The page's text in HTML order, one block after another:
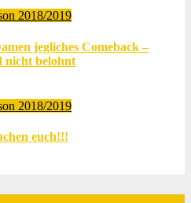
2018/2019
jegliches Comeback –
nicht belohnt
2018/2019
euch!!!